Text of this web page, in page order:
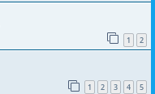
1 2
1 2 3 4 5